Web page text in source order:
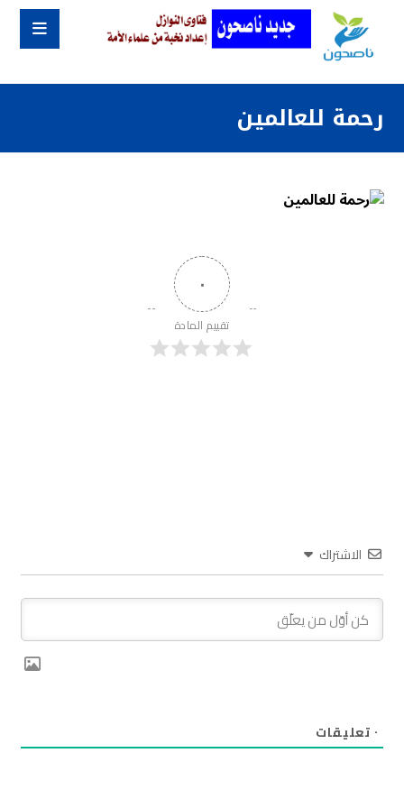
رحمة للعالمين
٠
تقييم المادة
الاشتراك
٠ تعليقات